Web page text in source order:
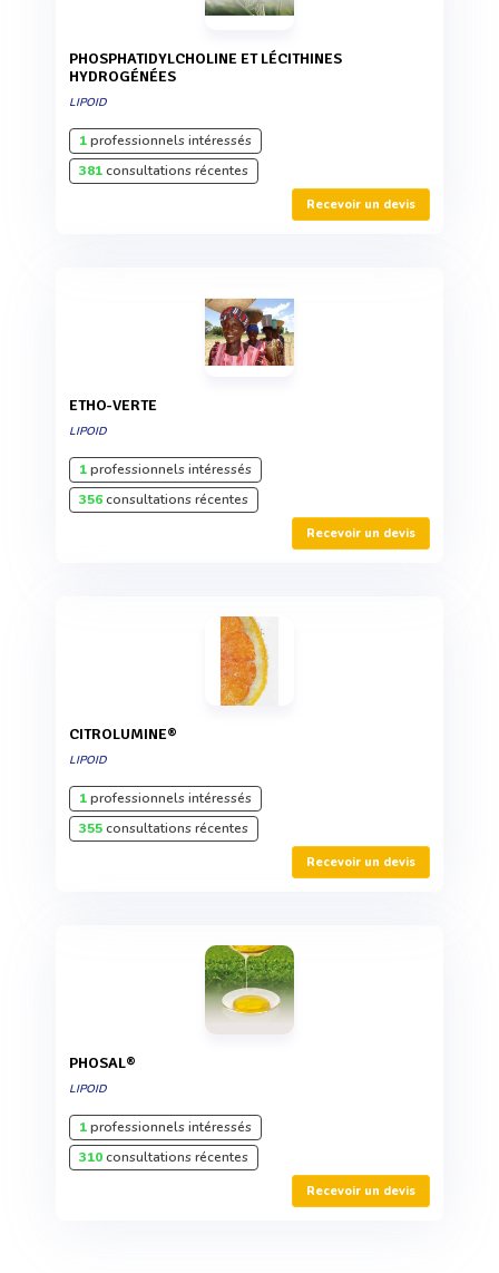
PHOSPHATIDYLCHOLINE ET LÉCITHINES
HYDROGÉNÉES
LIPOID
1professionnels intéressés
381consultations récentes
Recevoir un devis
ETHO-VERTE
LIPOID
1professionnels intéressés
356consultations récentes
Recevoir un devis
CITROLUMINE®
LIPOID
1professionnels intéressés
355consultations récentes
Recevoir un devis
PHOSAL®
LIPOID
1professionnels intéressés
310consultations récentes
Recevoir un devis